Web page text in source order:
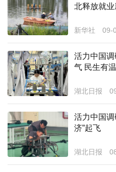
科教
健康
相亲
汽车
房产
消费
创意
北释放就业
新华社 09-
活力中国
气 民生有
​湖北日报
活力中国
济”起飞
湖北日报